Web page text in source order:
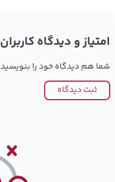
امتیاز و دیدگاه کاربران
شما هم دیدگاه خود را بنویسید
ثبت دیدگاه